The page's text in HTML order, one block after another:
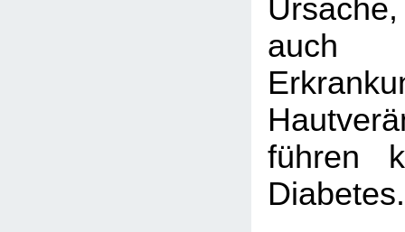
führen
Diabetes.